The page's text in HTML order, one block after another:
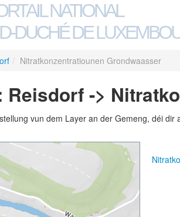
NATIONAL
DUCHÉ DE
/ Nitratkonzentratiounen Grondwaasser
Reisdorf ->
vun dem Layer an der Gemeng, déi